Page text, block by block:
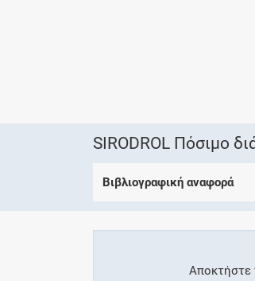
SIRODROL Πόσιμο
Βιβλιογραφική αναφορά
Αποκτήστε